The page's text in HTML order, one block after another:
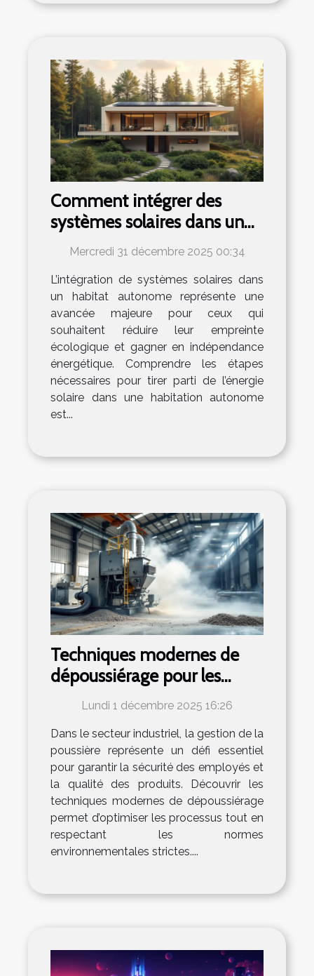
Comment intégrer des
systèmes solaires dans un
habitat autonome ?
Mercredi 31 décembre 2025 00:34
L’intégration de systèmes solaires dans
un habitat autonome représente une
avancée majeure pour ceux qui
souhaitent réduire leur empreinte
écologique et gagner en indépendance
énergétique. Comprendre les étapes
nécessaires pour tirer parti de l’énergie
solaire dans une habitation autonome
est...
Techniques modernes de
dépoussiérage pour les
usinesLundi 1 décembre 2025 16:26
Dans le secteur industriel, la gestion de la
poussière représente un défi essentiel
pour garantir la sécurité des employés et
la qualité des produits. Découvrir les
techniques modernes de dépoussiérage
permet d’optimiser les processus tout en
respectant les normes
environnementales strictes....